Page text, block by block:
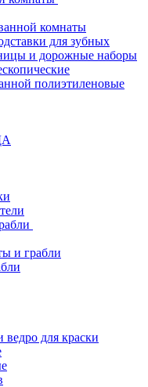
комнаты
для зубных
и дорожные наборы
полиэтиленовые
и грабли
для краски